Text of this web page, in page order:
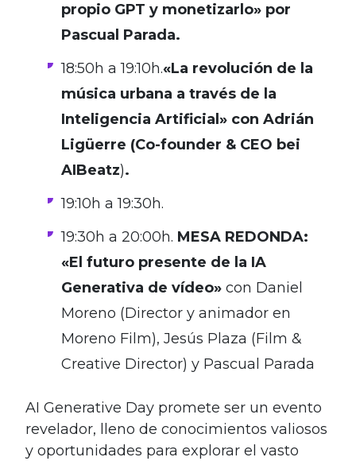
propio GPT y monetizarlo» por
Pascual Parada.
18:50h a 19:10h.«La revolución de la
música urbana a través de la
Inteligencia Artificial» con Adrián
Ligüerre (Co-founder & CEO bei
AIBeatz).
19:10h a 19:30h.
19:30h a 20:00h. MESA REDONDA:
«El futuro presente de la IA
Generativa de vídeo» con Daniel
Moreno (Director y animador en
Moreno Film), Jesús Plaza (Film &
Creative Director) y Pascual Parada
AI Generative Day promete ser un evento
revelador, lleno de conocimientos valiosos
y oportunidades para explorar el vasto